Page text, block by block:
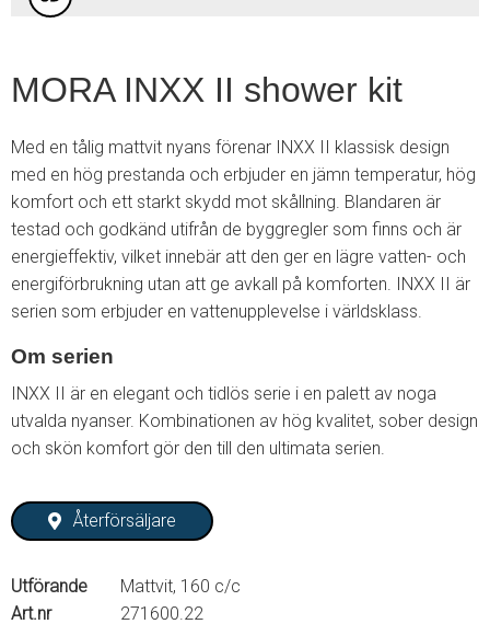
MORA INXX II shower kit
Med en tålig mattvit nyans förenar INXX II klassisk design
med en hög prestanda och erbjuder en jämn temperatur, hög
komfort och ett starkt skydd mot skållning. Blandaren är
testad och godkänd utifrån de byggregler som finns och är
energieffektiv, vilket innebär att den ger en lägre vatten- och
energiförbrukning utan att ge avkall på komforten. INXX II är
serien som erbjuder en vattenupplevelse i världsklass.
Om serien
INXX II är en elegant och tidlös serie i en palett av noga
utvalda nyanser. Kombinationen av hög kvalitet, sober design
och skön komfort gör den till den ultimata serien.
Återförsäljare
Utförande
Mattvit, 160 c/c
Art.nr
271600.22